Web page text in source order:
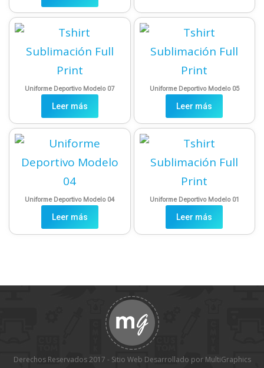
Uniforme Deportivo Modelo 07
Leer más
Uniforme Deportivo Modelo 05
Leer más
Uniforme Deportivo Modelo 04
Leer más
Uniforme Deportivo Modelo 01
Leer más
Derechos Reservados 2017 - Sitio Web Desarrollado por MultiGraphics